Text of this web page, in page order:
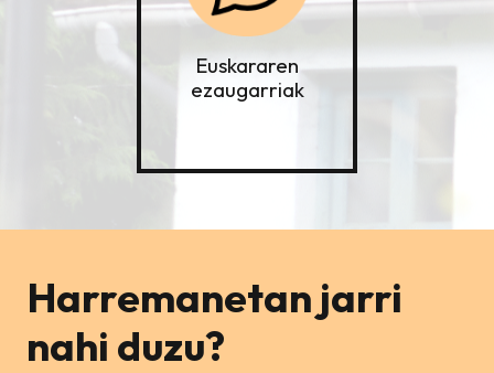
Euskararen
ezaugarriak
Harremanetan jarri
nahi duzu?